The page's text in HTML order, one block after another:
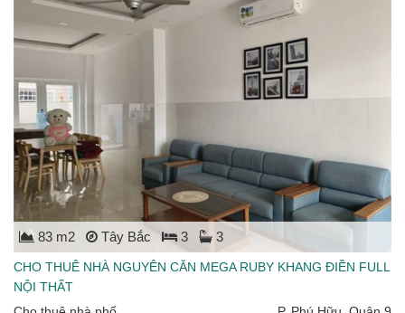
83 m2 Tây Bắc 3 3
CHO THUÊ NHÀ NGUYÊN CĂN MEGA RUBY KHANG ĐIỀN FULL
NỘI THẤT